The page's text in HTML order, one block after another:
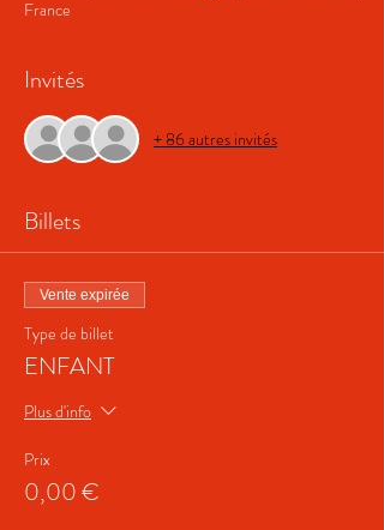
France
Invités
+ 86 autres invités
Billets
Vente expirée
Type de billet
ENFANT
Plus d'info
Prix
0,00 €